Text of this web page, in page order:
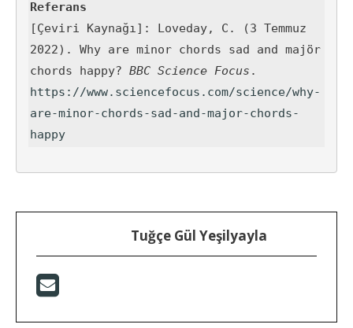
[Çeviri Kaynağı]: Loveday, C. (3 Temmuz
2022). Why are minor chords sad and majör
chords happy? BBC Science Focus
https://www.sciencefocus.com/science/why-
are-minor-chords-sad-and-major-chords-
happy
Tuğçe Gül Yeşilyayla